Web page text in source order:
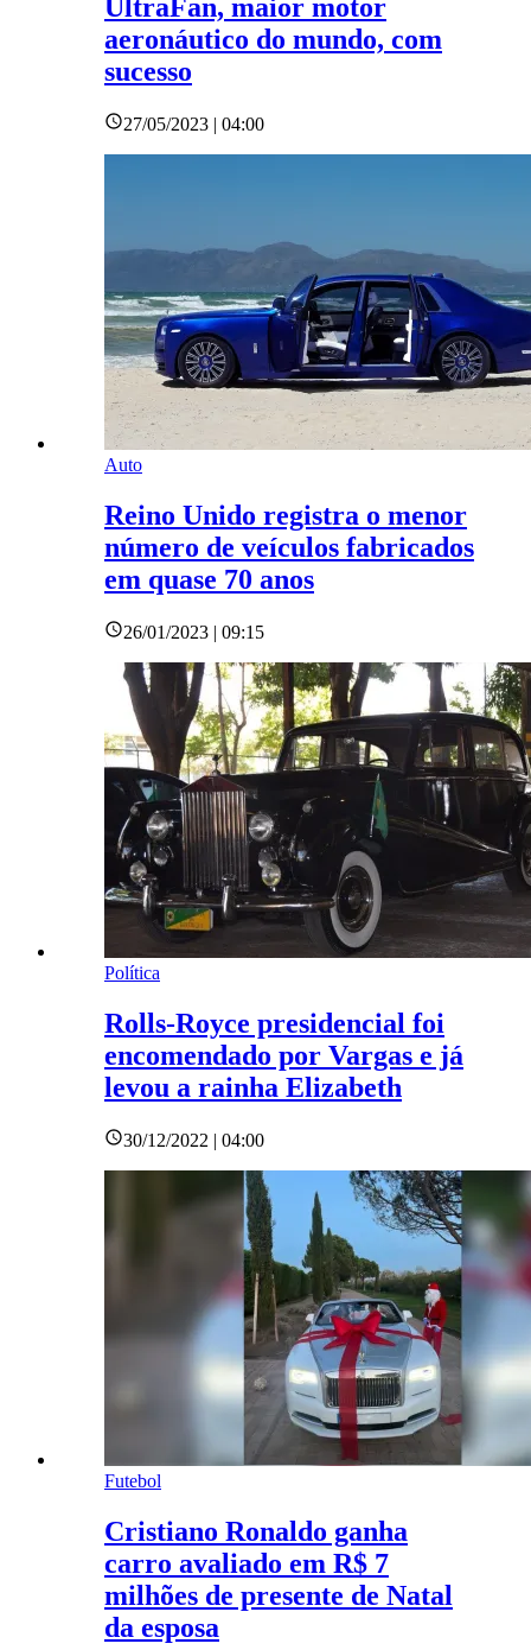
UltraFan, maior motor
aeronáutico do mundo, com
sucesso
27/05/2023 | 04:00
Auto
Reino Unido registra o menor
número de veículos fabricados
em quase 70 anos
26/01/2023 | 09:15
Política
Rolls-Royce presidencial foi
encomendado por Vargas e já
levou a rainha Elizabeth
30/12/2022 | 04:00
Futebol
Cristiano Ronaldo ganha
carro avaliado em R$ 7
milhões de presente de Natal
da esposa